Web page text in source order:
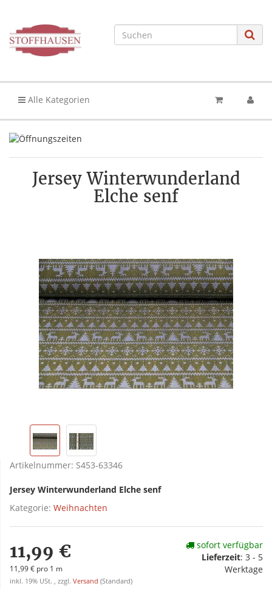
Alle Kategorien
Jersey Winterwunderland
Elche senf
Artikelnummer: S453-63346
Jersey Winterwunderland Elche senf
Kategorie: Weihnachten
11,99 €
11,99 € pro 1 m
inkl. 19% USt. , zzgl. Versand (Standard)
sofort verfügbar
Lieferzeit: 3 - 5
Werktage